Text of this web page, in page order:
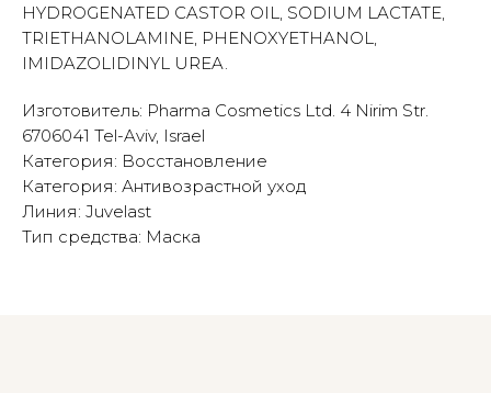
HYDROGENATED CASTOR OIL, SODIUM LACTATE,
TRIETHANOLAMINE, PHENOXYETHANOL,
IMIDAZOLIDINYL UREA.
Изготовитель: Pharma Cosmetics Ltd. 4 Nirim Str.
6706041 Tel-Aviv, Israel
Категория: Восстановление
Категория: Антивозрастной уход
Линия: Juvelast
Тип средства: Маска